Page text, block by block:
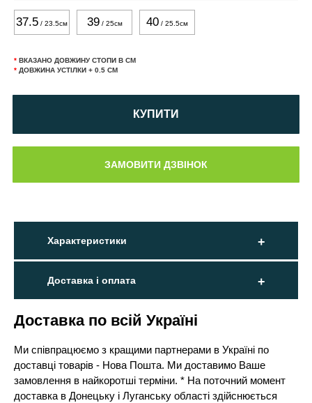
37.5 / 23.5см 39/ 25см 40 / 25.5см
* ВКАЗАНО ДОВЖИНУ СТОПИ В СМ
* ДОВЖИНА УСТІЛКИ + 0.5 СМ
КУПИТИ
Характеристики
Доставка і оплата
Доставка по всій Україні
Ми співпрацюємо з кращими партнерами в Україні по
доставці товарів - Нова Пошта. Ми доставимо Ваше
замовлення в найкоротші терміни. * На поточний момент
доставка в Донецьку і Луганську області здійснюється